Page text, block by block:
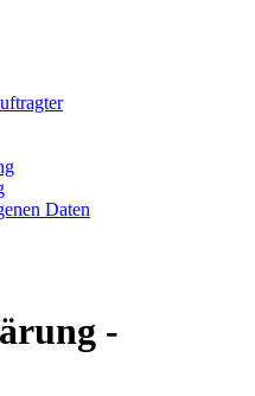
Daten
-